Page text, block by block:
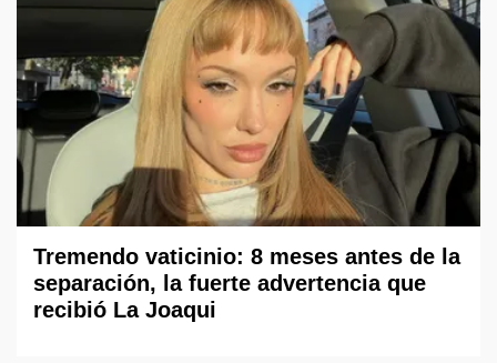
Tremendo vaticinio: 8 meses antes de la
separación, la fuerte advertencia que
recibió La Joaqui